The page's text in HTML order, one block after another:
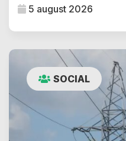
5 august 2026
SOCIAL